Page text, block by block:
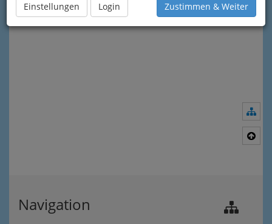
Einstellungen Login Zustimmen & Weiter
Navigation